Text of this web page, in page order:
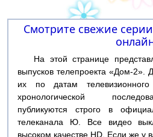
Смотрите свежие
На этой странице
выпусков телепроекта «Дом-2».
их по датам
хронологической
публикуются строго в
телеканала Ю. Все видео
высоком качестве HD. Если же у